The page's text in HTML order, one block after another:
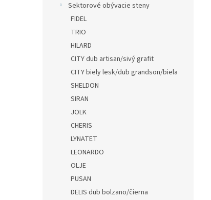
Sektorové obývacie steny
FIDEL
TRIO
HILARD
CITY dub artisan/sivý grafit
CITY biely lesk/dub grandson/biela
SHELDON
SIRAN
JOLK
CHERIS
LYNATET
LEONARDO
OLJE
PUSAN
DELIS dub bolzano/čierna